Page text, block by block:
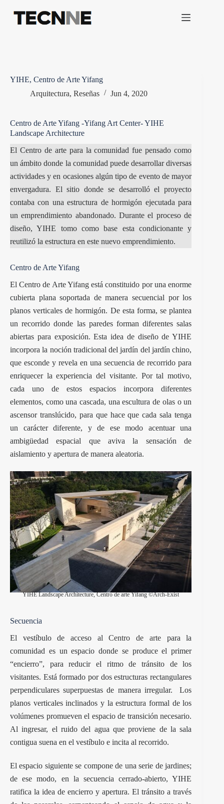
contenido
YIHE, Centro de Arte Yifang
Arquitectura, Reseñas Jun 4, 2020
Centro de Arte Yifang -Yifang Art Center- YIHE
Landscape Architecture
El Centro de arte para la comunidad fue pensado como
un ámbito donde la comunidad puede desarrollar diversas
actividades y en ocasiones algún tipo de evento de mayor
envergadura. El sitio donde se desarrolló el proyecto
contaba con una estructura de hormigón ejecutada para
un emprendimiento abandonado. Durante el proceso de
diseño, YIHE tomo como base esta condicionante y
reutilizó la estructura en este nuevo emprendimiento.
Centro de Arte Yifang
El Centro de Arte Yifang está constituido por una enorme
cubierta plana soportada de manera secuencial por los
planos verticales de hormigón. De esta forma, se plantea
un recorrido donde las paredes forman diferentes salas
abiertas para exposición. Esta idea de diseño de YIHE
incorpora la noción tradicional del jardín del jardín chino,
que esconde y revela en una secuencia de recorrido para
enriquecer la experiencia del visitante. Por tal motivo,
cada uno de estos espacios incorpora diferentes
elementos, como una cascada, una escultura de olas o un
ascensor translúcido, para que hace que cada sala tenga
un carácter diferente, y de ese modo acentuar una
ambigüedad espacial que aviva la sensación de
aislamiento y apertura de manera aleatoria.
YIHE Landscape Architecture, Centro de arte Yifang ©Arch-Exist
Secuencia
El vestíbulo de acceso alCentro de artepara la
comunidad es un espacio donde se produce el primer
“encierro”, para reducir el ritmo de tránsito de los
visitantes. Está formado por dos estructuras rectangulares
perpendiculares superpuestas de manera irregular. Los
planos verticales inclinados y la estructura formal de los
volúmenes promueven el espacio de transición necesario.
Al ingresar, el ruido del agua que proviene de la sala
contigua suena en el vestíbulo e incita al recorrido.
El espacio siguiente se compone de una serie de jardines;
de ese modo, en la secuencia cerrado-abierto, YIHE
ratifica la idea de encierro y apertura. El tránsito a través